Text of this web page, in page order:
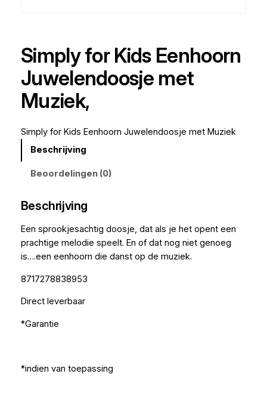
Simply for Kids Eenhoorn
Juwelendoosje met
Muziek,
Simply for Kids Eenhoorn Juwelendoosje met Muziek
Beschrijving
Beoordelingen (0)
Beschrijving
Een sprookjesachtig doosje, dat als je het opent een
prachtige melodie speelt. En of dat nog niet genoeg
is….een eenhoorn die danst op de muziek.
8717278838953
Direct leverbaar
*Garantie
*indien van toepassing